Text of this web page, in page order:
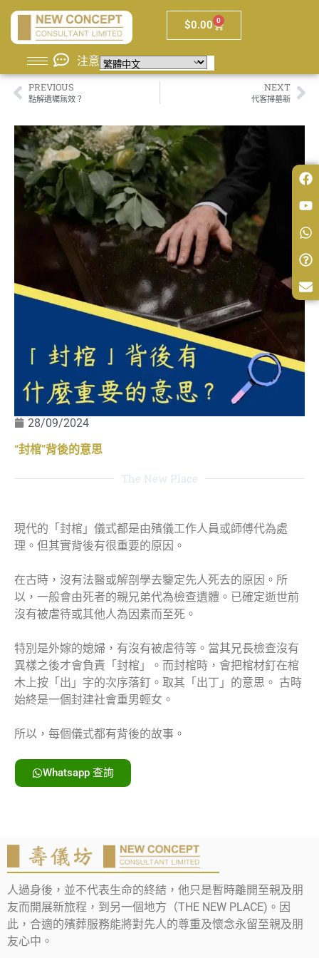
$0.00 0
注意
PREVIOUS
點解遺囑無效？
NEXT
代客掃墓新
28/09/2024
“封棺”背後的意思
The New Place
現代的「封棺」儀式都是由殯儀工作人員或師傅代為處
理。但其實背後有很重要的原因。
在古時，沒有法醫或解剖學去鑒定先人死去的原因。所
以，一般會由死者的親兄弟代為檢查遺體。已確定逝世前
沒有被虐待或其他人為因素而至死。
特別是外嫁的媳婦，有沒有被虐待等。當其兄長檢查沒有
異樣之後才會負責「封棺」。而封棺時，會把棺材釘在棺
木上按「出」字的次序落釘。取其「出丁」的意思。 古時
始終是一個封建社會重男輕女。
所以，每個儀式都有背後的故事。
Whatsapp 查詢
人過身後，並不代表生命的終結，他只是暫時離開至親及朋
友而開展新旅程，到另一個地方（THE NEW PLACE)。因
此，合適的殯葬服務能將對先人的尊重及懷念永留至親及朋
友心中。